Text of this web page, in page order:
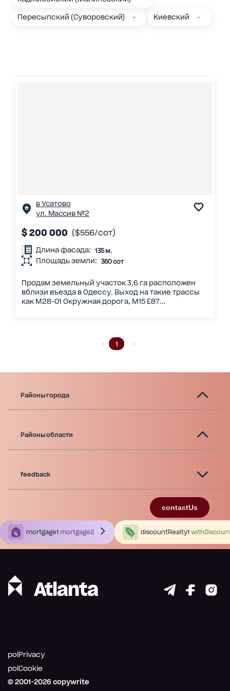
Пересыпский (Суворовский) Киевский
в Усатово
ул. Массив №2
$ 200 000 ($556/сот)
Длина фасада: 135 м.
Площадь земли: 360 сот
Продам земельный участок 3,6 га расположен
вблизи въезда в Одессу. Выход на такие трассы
как М28-01 Окружная дорога, М15 Е87...
1
Районы города
Районы области
feedback
contactUs
mortgage1 mortgage2 discountRealty1
© 2001-2026 copywrite
polPrivacy
polCookie